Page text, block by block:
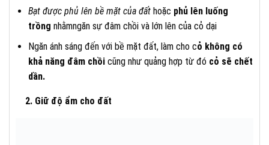
Bạt được phủ lên bề mặt của đất hoặc phủ lên luống
trồng nhằmngăn sự đâm chồi và lớn lên của cỏ dại
Ngăn ánh sáng đến với bề mặt đất, làm cho cỏ không có
khả năng đâm chồicũng như quảng hợp từ đó cỏ sẽ chết
dần.
2. Giữ độ ẩm cho đất